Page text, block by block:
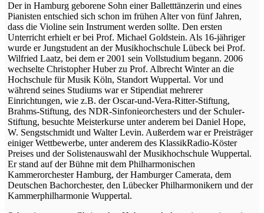
Der in Hamburg geborene Sohn einer Balletttänzerin und eines
Pianisten entschied sich schon im frühen Alter von fünf Jahren,
dass die Violine sein Instrument werden sollte. Den ersten
Unterricht erhielt er bei Prof. Michael Goldstein. Als 16-jähriger
wurde er Jungstudent an der Musikhochschule Lübeck bei Prof.
Wilfried Laatz, bei dem er 2001 sein Vollstudium begann. 2006
wechselte Christopher Huber zu Prof. Albrecht Winter an die
Hochschule für Musik Köln, Standort Wuppertal. Vor und
während seines Studiums war er Stipendiat mehrerer
Einrichtungen, wie z.B. der Oscar-und-Vera-Ritter-Stiftung,
Brahms-Stiftung, des NDR-Sinfonieorchesters und der Schuler-
Stiftung, besuchte Meisterkurse unter anderem bei Daniel Hope,
W. Sengstschmidt und Walter Levin. Außerdem war er Preisträger
einiger Wettbewerbe, unter anderem des KlassikRadio-Köster
Preises und der Solistenauswahl der Musikhochschule Wuppertal.
Er stand auf der Bühne mit dem Philharmonischen
Kammerorchester Hamburg, der Hamburger Camerata, dem
Deutschen Bachorchester, den Lübecker Philharmonikern und der
Kammerphilharmonie Wuppertal.